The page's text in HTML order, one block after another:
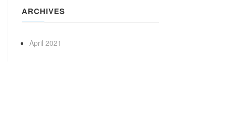
ARCHIVES
April 2021